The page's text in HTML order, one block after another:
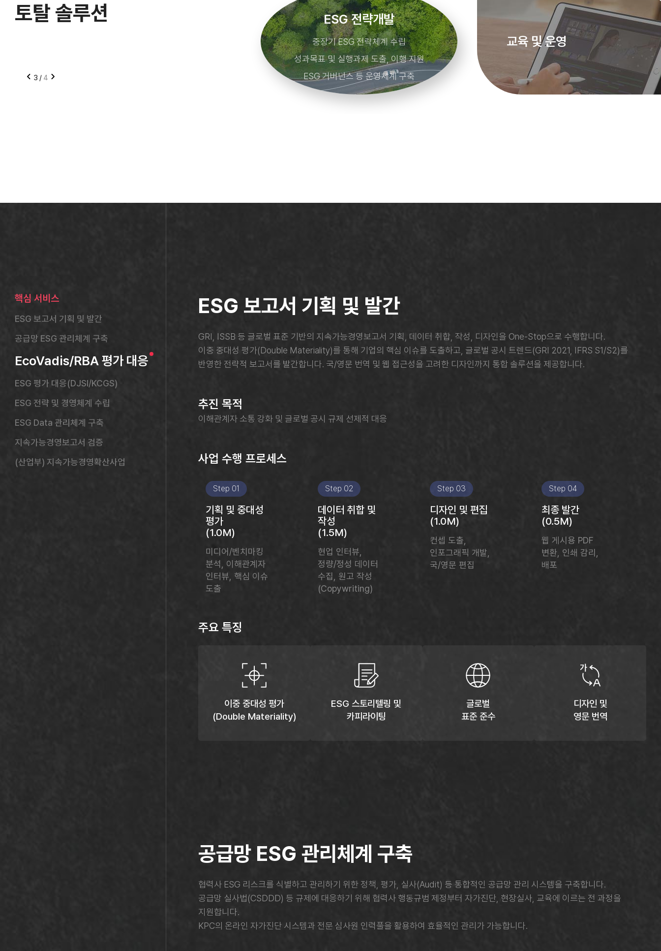
토탈 솔루션
3 / 4
ESG 전략개발
중장기 ESG 전략체계 수립
성과목표 및 실행과제 도출, 이행 지원
ESG 거버넌스 등 운영체계 구축
교육 및 운영
핵심 서비스
ESG 보고서 기획 및 발간
공급망 ESG 관리체계 구축
EcoVadis/RBA 평가 대응
ESG 평가 대응(DJSI/KCGS)
ESG 전략 및 경영체계 수립
ESG Data 관리체계 구축
지속가능경영보고서 검증
(산업부) 지속가능경영확산사업
ESG 보고서 기획 및 발간
GRI, ISSB 등 글로벌 표준 기반의 지속가능경영보고서 기획, 데이터 취합, 작성, 디자인을 One-Stop으로 수행합니다.
이중 중대성 평가(Double Materiality)를 통해 기업의 핵심 이슈를 도출하고, 글로벌 공시 트렌드(GRI 2021, IFRS S1/S2)를
반영한 전략적 보고서를 발간합니다. 국/영문 번역 및 웹 접근성을 고려한 디자인까지 통합 솔루션을 제공합니다.
추진 목적
이해관계자 소통 강화 및 글로벌 공시 규제 선제적 대응​
사업 수행 프로세스
Step 01
기획 및 중대성
평가
(1.0M)
미디어/벤치마킹
분석, 이해관계자
인터뷰, 핵심 이슈
도출​
Step 02
데이터 취합 및
작성
(1.5M)
현업 인터뷰,
정량/정성 데이터
수집, 원고 작성
(Copywriting)​
Step 03
디자인 및 편집
(1.0M)
컨셉 도출,
인포그래픽 개발,
국/영문 편집​
Step 04
최종 발간​
(0.5M)
웹 게시용 PDF
변환, 인쇄 감리,
배포​​
주요 특징
이중 중대성 평가
(Double Materiality)
ESG 스토리텔링 및
카피라이팅
글로벌
표준 준수
디자인 및
영문 번역
공급망 ESG 관리체계 구축
협력사 ESG 리스크를 식별하고 관리하기 위한 정책, 평가, 실사(Audit) 등 통합적인 공급망 관리 시스템을 구축합니다.
공급망 실사법(CSDDD) 등 규제에 대응하기 위해 협력사 행동규범 제정부터 자가진단, 현장실사, 교육에 이르는 전 과정을
지원합니다.
KPC의 온라인 자가진단 시스템과 전문 심사원 인력풀을 활용하여 효율적인 관리가 가능합니다.